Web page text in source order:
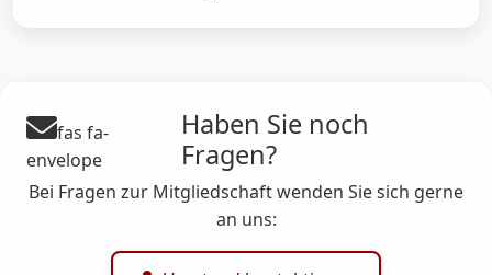
fas fa-
envelope
Haben Sie noch
Fragen?
Bei Fragen zur Mitgliedschaft wenden Sie sich gerne
an uns: